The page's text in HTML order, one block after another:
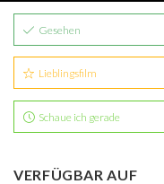
Gesehen
Lieblingsfilm
Schaue ich gerade
VERFÜGBAR AUF